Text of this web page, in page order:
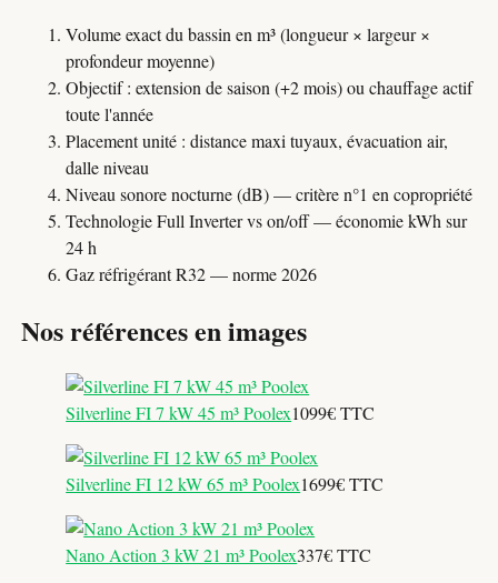
Volume exact du bassin en m³ (longueur × largeur ×
profondeur moyenne)
Objectif : extension de saison (+2 mois) ou chauffage actif
toute l'année
Placement unité : distance maxi tuyaux, évacuation air,
dalle niveau
Niveau sonore nocturne (dB) — critère n°1 en copropriété
Technologie Full Inverter vs on/off — économie kWh sur
24 h
Gaz réfrigérant R32 — norme 2026
Nos références en images
Silverline FI 7 kW 45 m³ Poolex1099€ TTC
Silverline FI 12 kW 65 m³ Poolex1699€ TTC
Nano Action 3 kW 21 m³ Poolex337€ TTC